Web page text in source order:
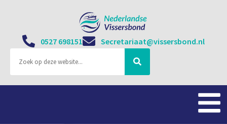
0527 698151 Secretariaat@vissersbond.nl